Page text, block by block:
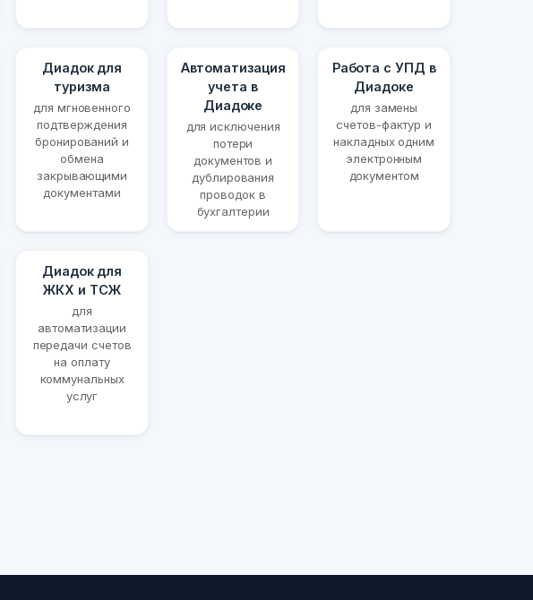
Диадок для
туризма
для мгновенного
подтверждения
бронирований и
обмена
закрывающими
документами
Автоматизация
учета в
Диадоке
для исключения
потери
документов и
дублирования
проводок в
бухгалтерии
Работа с УПД в
Диадоке
для замены
счетов-фактур и
накладных одним
электронным
документом
Диадок для
ЖКХ и ТСЖ
для
автоматизации
передачи счетов
на оплату
коммунальных
услуг